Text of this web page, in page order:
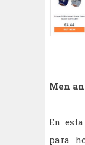
Men
En
para